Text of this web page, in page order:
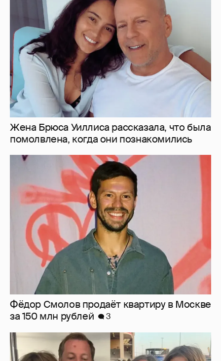
Жена Брюса Уиллиса рассказала, что была
помолвлена, когда они познакомились
Фёдор Смолов продаёт квартиру в Москве
за 150 млн рублей
3